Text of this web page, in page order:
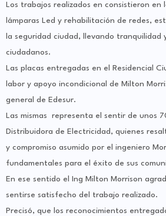
Los trabajos realizados en consistieron en
lámparas Led y rehabilitación de redes,
la seguridad ciudad, llevando tranquilidad
ciudadanos.
Las placas entregadas en el Residencial
labor y apoyo incondicional de Milton
general de Edesur.
Las mismas representa el sentir de unos
Distribuidora de Electricidad, quienes
y compromiso asumido por el ingeniero
fundamentales para el éxito de sus
En ese sentido el Ing Milton Morrison
sentirse satisfecho del trabajo realizado.
Precisó, que los reconocimientos